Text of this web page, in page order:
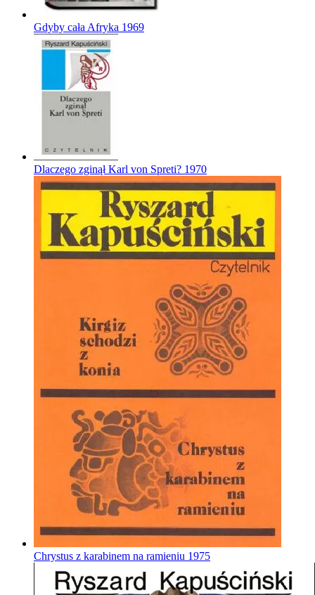
Gdyby cała Afryka 1969
Dlaczego zginął Karl von Spreti? 1970
Chrystus z karabinem na ramieniu 1975